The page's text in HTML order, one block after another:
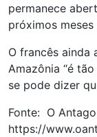
permanece
próximos meses
O francês ainda
Amazônia “é
se pode dizer
Fonte: O
https://